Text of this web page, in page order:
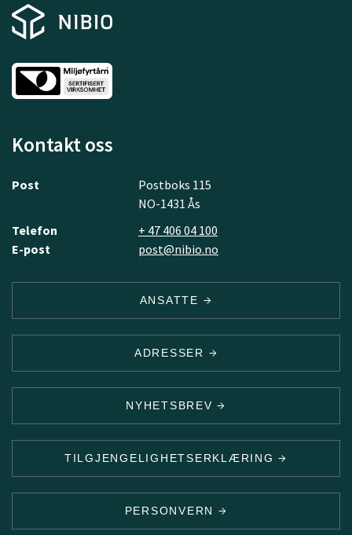
Kontakt oss
Post
Postboks 115
NO-1431 Ås
Telefon
+ 47 406 04 100
E-post
post@nibio.no
ANSATTE
ADRESSER
NYHETSBREV
TILGJENGELIGHETSERKLÆRING
PERSONVERN